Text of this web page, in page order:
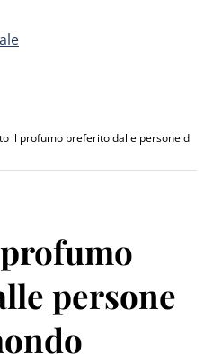
il profumo preferito dalle persone di
persone